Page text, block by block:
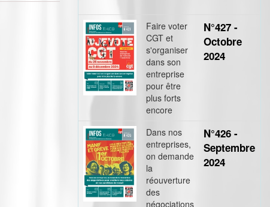
Faire voter
CGT et
s'organiser
dans son
entreprise
pour être
plus forts
encore
N°427 -
Octobre
2024
Dans nos
entreprises,
on demande
la
réouverture
des
négociations
N°426 -
Septembre
2024